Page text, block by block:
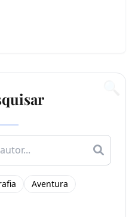
Aventura